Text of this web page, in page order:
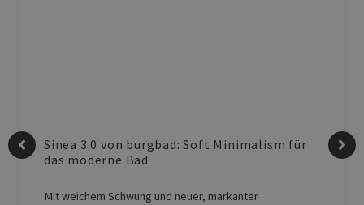
Sinea 3.0 von burgbad: Soft Minimalism für
das moderne Bad
Mit weichem Schwung und neuer, markanter